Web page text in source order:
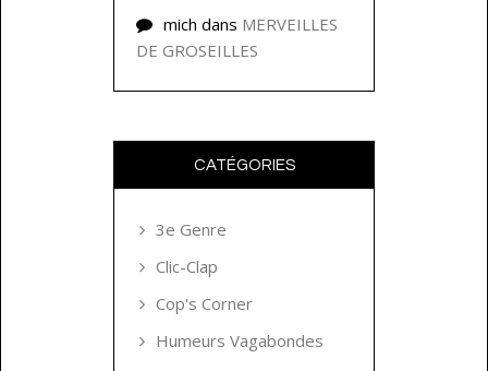
mich dans MERVEILLES
DE GROSEILLES
CATÉGORIES
3e Genre
Clic-Clap
Cop's Corner
Humeurs Vagabondes